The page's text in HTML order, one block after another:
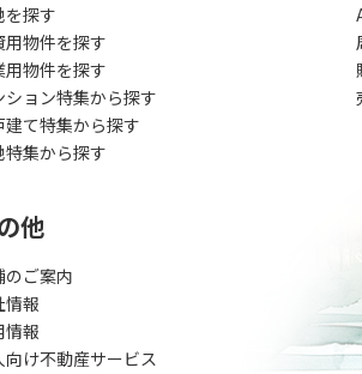
を探す
用物件を探す
用物件を探す
ション特集から探す
建て特集から探す
特集から探す
他
のご案内
情報
情報
向け不動産サービス